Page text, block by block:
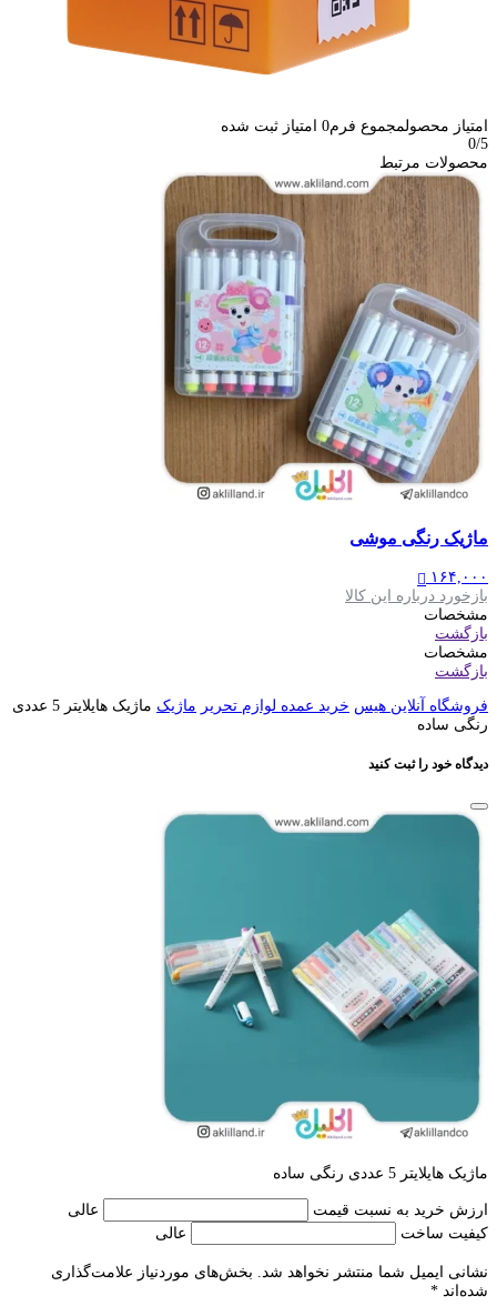
امتیاز محصولمجموع فرم0 امتیاز ثبت شده
0/5
محصولات مرتبط
ماژیک رنگی موشی
۱۶۴,۰۰۰
بازخورد درباره این کالا
مشخصات
بازگشت
مشخصات
بازگشت
فروشگاه آنلاین هیس خرید عمده لوازم تحریر ماژیک
ماژیک هایلایتر 5 عددی
رنگی ساده
دیدگاه خود را ثبت کنید
ماژیک هایلایتر 5 عددی رنگی ساده
ارزش خرید به نسبت قیمت
عالی
کیفیت ساخت
عالی
نشانی ایمیل شما منتشر نخواهد شد. بخش‌های موردنیاز علامت‌گذاری
شده‌اند *